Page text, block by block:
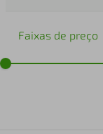
Faixas de preço